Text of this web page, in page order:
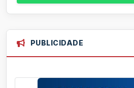
PUBLICIDADE